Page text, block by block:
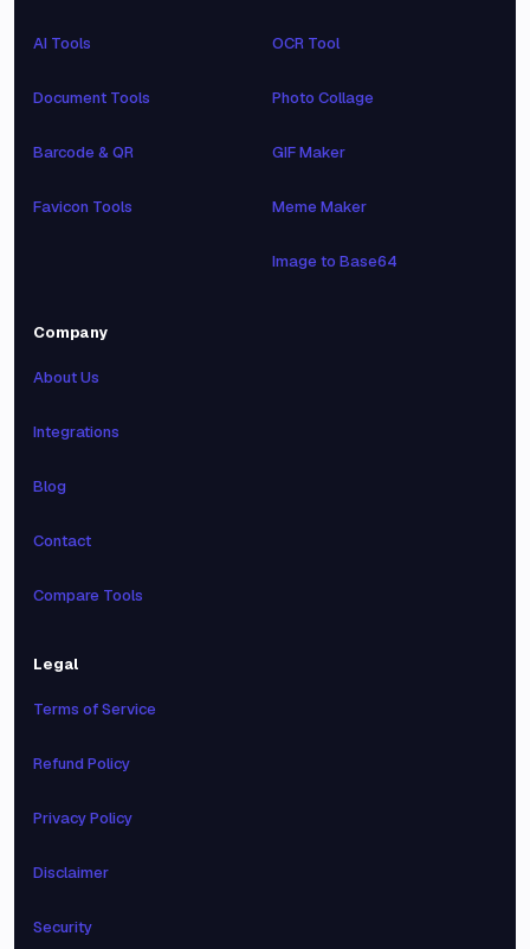
AI Tools
Document Tools
Barcode & QR
Favicon Tools
OCR Tool
Photo Collage
GIF Maker
Meme Maker
Image to Base64
Company
About Us
Integrations
Blog
Contact
Compare Tools
Legal
Terms of Service
Refund Policy
Privacy Policy
Disclaimer
Security